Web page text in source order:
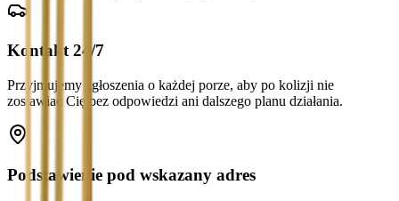
Kontakt 24/7
Przyjmujemy zgłoszenia o każdej porze, aby po kolizji nie
zostawiać Cię bez odpowiedzi ani dalszego planu działania.
Podstawienie pod wskazany adres